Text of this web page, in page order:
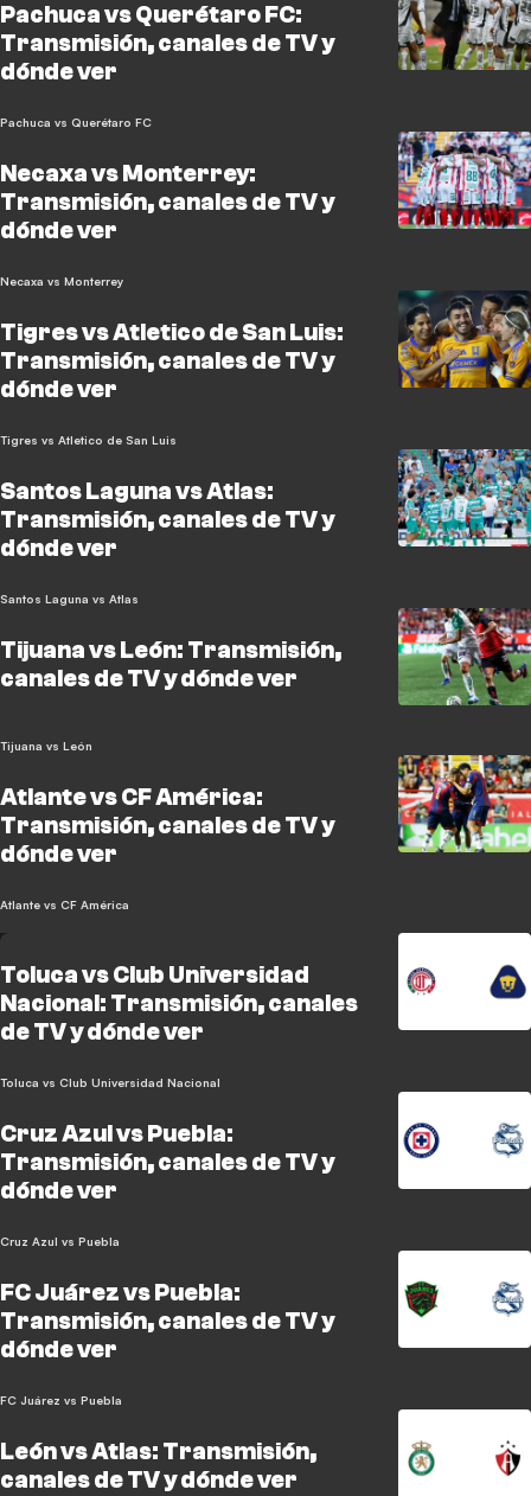
Pachuca vs Querétaro FC:
Transmisión, canales de TV y
dónde ver
Pachuca vs Querétaro FC
Necaxa vs Monterrey:
Transmisión, canales de TV y
dónde ver
Necaxa vs Monterrey
Tigres vs Atletico de San Luis:
Transmisión, canales de TV y
dónde ver
Tigres vs Atletico de San Luis
Santos Laguna vs Atlas:
Transmisión, canales de TV y
dónde ver
Santos Laguna vs Atlas
Tijuana vs León: Transmisión,
canales de TV y dónde ver
Tijuana vs León
Atlante vs CF América:
Transmisión, canales de TV y
dónde ver
Atlante vs CF América
Toluca vs Club Universidad
Nacional: Transmisión, canales
de TV y dónde ver
Toluca vs Club Universidad Nacional
Cruz Azul vs Puebla:
Transmisión, canales de TV y
dónde ver
Cruz Azul vs Puebla
FC Juárez vs Puebla:
Transmisión, canales de TV y
dónde ver
FC Juárez vs Puebla
León vs Atlas: Transmisión,
canales de TV y dónde ver